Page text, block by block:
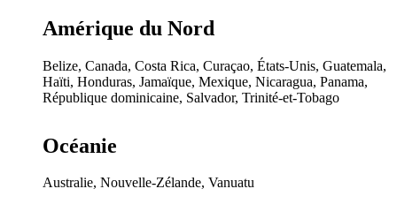
Amérique du Nord
Belize, Canada, Costa Rica, Curaçao, États-Unis, Guatemala,
Haïti, Honduras, Jamaïque, Mexique, Nicaragua, Panama,
République dominicaine, Salvador, Trinité-et-Tobago
Océanie
Australie, Nouvelle-Zélande, Vanuatu